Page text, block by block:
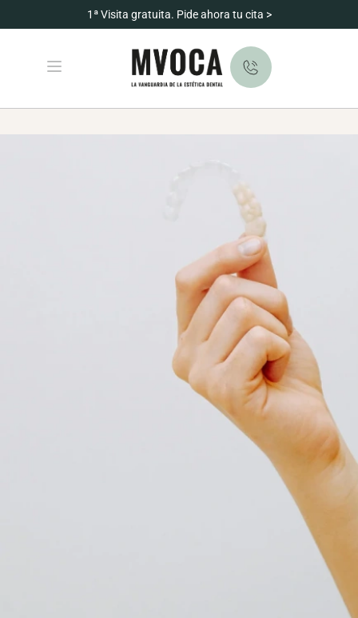
1ª Visita gratuita. Pide ahora tu cita >